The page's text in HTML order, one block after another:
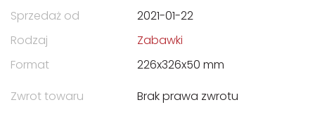
Sprzedaż od
2021-01-22
Rodzaj
Zabawki
Format
226x326x50 mm
Zwrot towaru
Brak prawa zwrotu